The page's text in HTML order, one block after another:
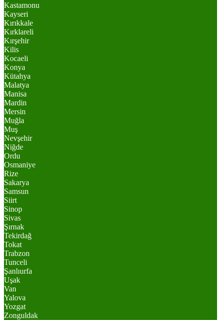
Kastamonu
Kayseri
Kırıkkale
Kırklareli
Kırşehir
Kilis
Kocaeli
Konya
Kütahya
Malatya
Manisa
Mardin
Mersin
Muğla
Muş
Nevşehir
Niğde
Ordu
Osmaniye
Rize
Sakarya
Samsun
Siirt
Sinop
Sivas
Şırnak
Tekirdağ
Tokat
Trabzon
Tunceli
Şanlıurfa
Uşak
Van
Yalova
Yozgat
Zonguldak